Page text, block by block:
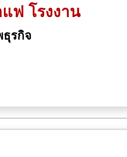
ฟ โรงงาน
รกิจ